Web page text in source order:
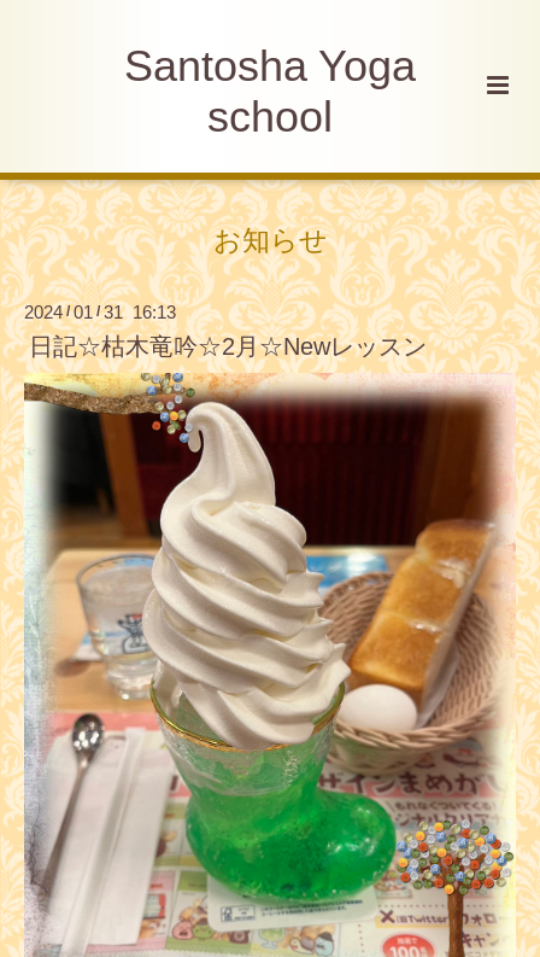
Santosha Yoga
school
お知らせ
2024/01/31 16:13
日記☆枯木竜吟☆2月☆Newレッスン